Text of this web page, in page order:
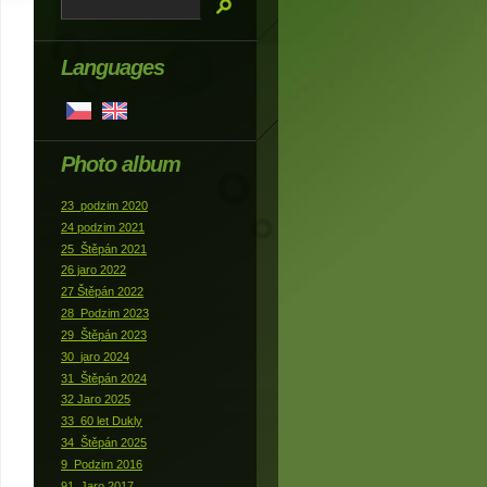
Languages
Photo album
23_podzim 2020
24 podzim 2021
25_Štěpán 2021
26 jaro 2022
27 Štěpán 2022
28_Podzim 2023
29_Štěpán 2023
30_jaro 2024
31_Štěpán 2024
32 Jaro 2025
33_60 let Dukly
34_Štěpán 2025
9_Podzim 2016